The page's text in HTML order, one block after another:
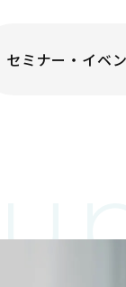
セミナー・イベ